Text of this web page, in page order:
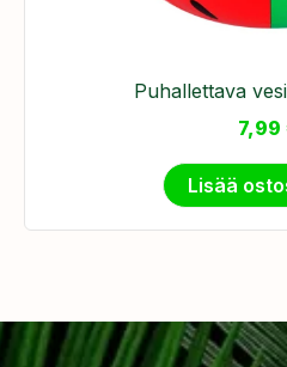
Puhallettava
7,99
Lisää